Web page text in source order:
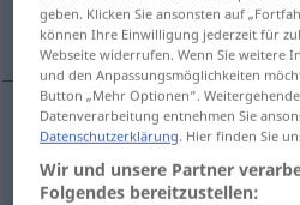
na zmianę, na przemian
zmianę,naprzemian (mitz
abwechselnd
geben. Klicken Sie ansonsten auf
können Ihre Einwilligung jederzeit für
Webseite widerrufen. Wenn Sie weitere
und den Anpassungsmöglichkeiten
Button „Mehr Optionen“.
Datenverarbeitung entnehmen Sie
Datenschutzerklärung. Hier finden Sie
Wir und unsere Partner
Folgendes bereitzustellen: